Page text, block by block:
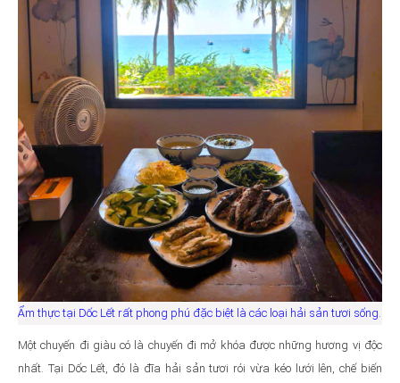
Ẩm thực tại Dốc Lết rất phong phú đặc biệt là các loại hải sản tươi sống.
Một chuyến đi giàu có là chuyến đi mở khóa được những hương vị độc
nhất. Tại Dốc Lết, đó là đĩa hải sản tươi rói vừa kéo lưới lên, chế biến